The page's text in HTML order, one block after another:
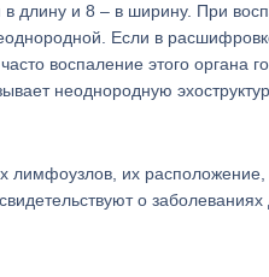
длину и 8 – в ширину. При
Если в
воспаление этого органа
неоднородную
лимфоузлов, их
о заболеваниях